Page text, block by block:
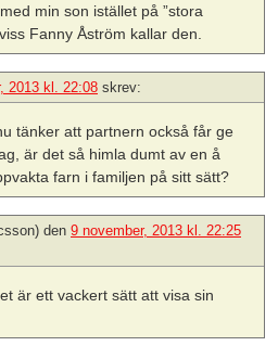
min son istället på ”stora
Fanny Åström kallar den.
2013 kl. 22:08 skrev:
tänker att partnern också får ge
är det så himla dumt av en å
farn i familjen på sitt sätt?
den 9 november, 2013 kl. 22:25
är ett vackert sätt att visa sin